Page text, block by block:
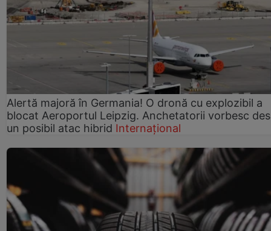
Alertă majoră în Germania! O dronă cu explozibil a
blocat Aeroportul Leipzig. Anchetatorii vorbesc
un posibil atac hibrid Internațional